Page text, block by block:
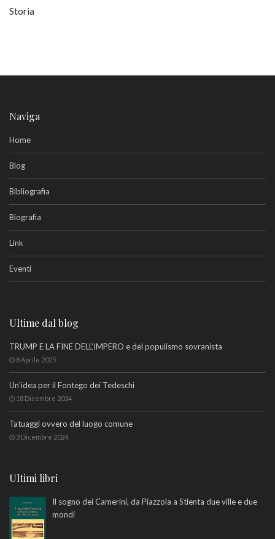
Storia
Naviga
Home
Blog
Bibliografia
Biografia
Link
Eventi
Ultime dal blog
TRUMP E LA FINE DELL’IMPERO e del populismo sovranista
8 Aprile 2025
Un’idea per il Fontego dei Tedeschi
18 Dicembre 2024
Tatuaggi ovvero del luogo comune
3 Dicembre 2024
Ultimi libri
Il sogno dei Camerini, da Piazzola a Stienta due ville e due
mondi